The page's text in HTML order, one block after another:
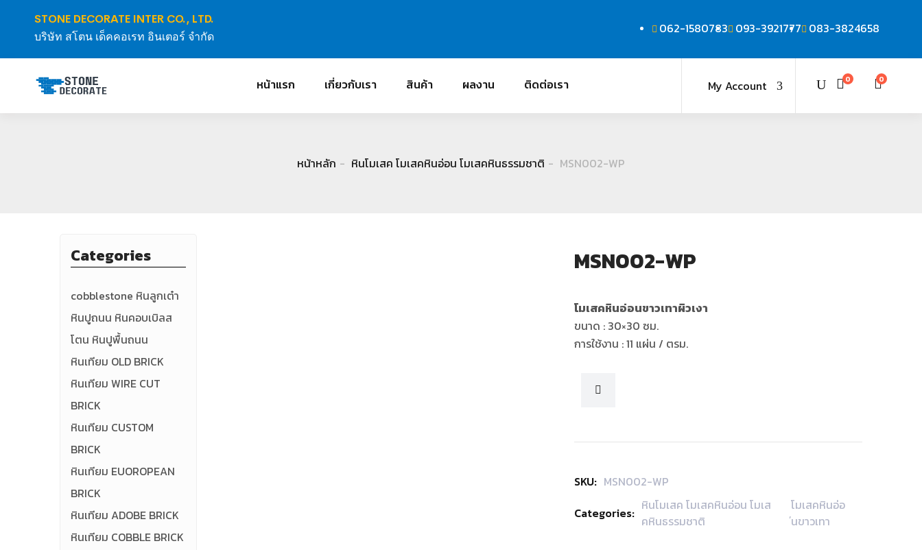
STONE DECORATE INTER CO., LTD.
บริษัท สโตน เด็คคอเรท อินเตอร์ จำกัด
062-1580783 093-3921777 083-3824658
หน้าแรก เกี่ยวกับเรา สินค้า ผลงาน ติดต่อเรา My Account 0
0
หน้าหลัก หินโมเสค โมเสคหินอ่อน โมเสคหินธรรมชาติ MSN002-WP
Categories
cobblestone หินลูกเต๋า
หินปูถนน หินคอบเบิลส
โตน หินปูพื้นถนน
หินเทียม OLD BRICK
หินเทียม WIRE CUT
BRICK
หินเทียม CUSTOM
BRICK
หินเทียม EUOROPEAN
BRICK
หินเทียม ADOBE BRICK
หินเทียม COBBLE BRICK
MSN002-WP
โมเสคหินอ่อนขาวเทาผิวเงา
ขนาด : 30×30 ซม.
การใช้งาน : 11 แผ่น / ตรม.
SKU: MSN002-WP
Categories: หินโมเสค โมเสคหินอ่อน โมเส
คหินธรรมชาติ
,โมเสคหินอ่อ
นขาวเทา